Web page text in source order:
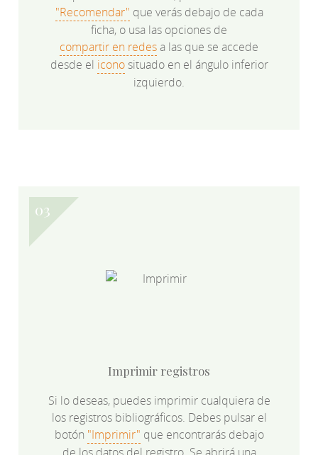
"Recomendar" que verás debajo de cada
ficha, o usa las opciones de
compartir en redesa las que se accede
desde el iconosituado en el ángulo inferior
izquierdo.
Imprimir registros
Si lo deseas, puedes imprimir cualquiera de
los registros bibliográficos. Debes pulsar el
botón "Imprimir" que encontrarás debajo